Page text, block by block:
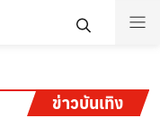
ข่าวบันเทิง